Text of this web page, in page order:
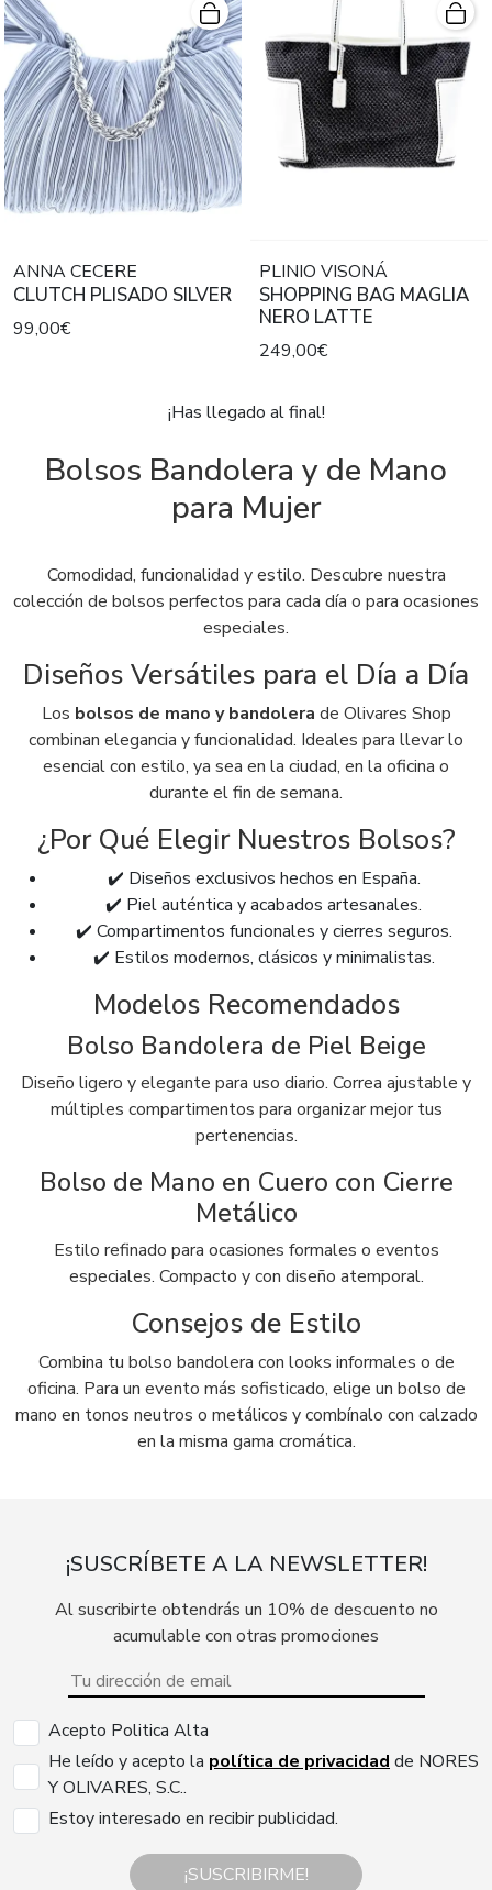
ANNA CECERE
CLUTCH PLISADO SILVER
99,00€
PLINIO VISONÁ
SHOPPING BAG MAGLIA
NERO LATTE
249,00€
¡Has llegado al final!
Bolsos Bandolera y de Mano
para Mujer
Comodidad, funcionalidad y estilo. Descubre nuestra
colección de bolsos perfectos para cada día o para ocasiones
especiales.
Diseños Versátiles para el Día a Día
Los bolsos de mano y bandolera de Olivares Shop
combinan elegancia y funcionalidad. Ideales para llevar lo
esencial con estilo, ya sea en la ciudad, en la oficina o
durante el fin de semana.
¿Por Qué Elegir Nuestros Bolsos?
✔️ Diseños exclusivos hechos en España.
✔️ Piel auténtica y acabados artesanales.
✔️ Compartimentos funcionales y cierres seguros.
✔️ Estilos modernos, clásicos y minimalistas.
Modelos Recomendados
Bolso Bandolera de Piel Beige
Diseño ligero y elegante para uso diario. Correa ajustable y
múltiples compartimentos para organizar mejor tus
pertenencias.
Bolso de Mano en Cuero con Cierre
Metálico
Estilo refinado para ocasiones formales o eventos
especiales. Compacto y con diseño atemporal.
Consejos de Estilo
Combina tu bolso bandolera con looks informales o de
oficina. Para un evento más sofisticado, elige un bolso de
mano en tonos neutros o metálicos y combínalo con calzado
en la misma gama cromática.
¡SUSCRÍBETE A LA NEWSLETTER!
Al suscribirte obtendrás un 10% de descuento no
acumulable con otras promociones
Acepto Politica Alta
He leído y acepto la política de privacidad de NORES
Y OLIVARES, S.C..
Estoy interesado en recibir publicidad.
¡SUSCRIBIRME!